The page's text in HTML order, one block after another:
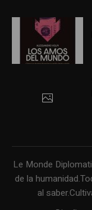
Le Monde
de la
al